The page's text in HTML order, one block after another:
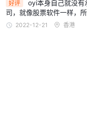
好评
oyi本身自己就没有
司，就像股票软件一样，
2022-12-21 香港